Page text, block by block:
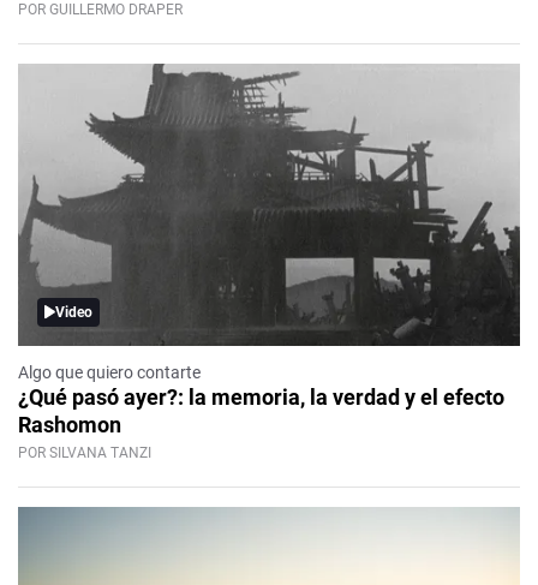
POR GUILLERMO DRAPER
Video
Algo que quiero contarte
¿Qué pasó ayer?: la memoria, la verdad y el efecto
Rashomon
POR SILVANA TANZI